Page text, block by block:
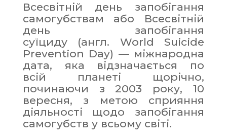
Всесвітній день запобігання
самогубствам або Всесвітній
день запобігання
суїциду (англ. World Suicide
Prevention Day) — міжнародна
дата, яка відзначається по
всій планеті щорічно,
починаючи з 2003 року, 10
вересня, з метою сприяння
діяльності щодо запобігання
самогубств у всьому світі.